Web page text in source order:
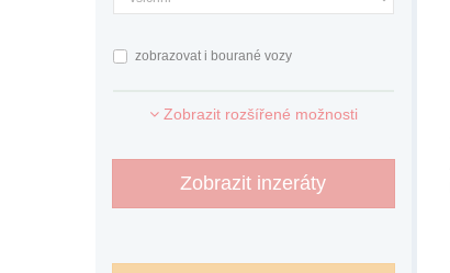
zobrazovat i bourané vozy
Zobrazit rozšířené možnosti
Zobrazit inzeráty